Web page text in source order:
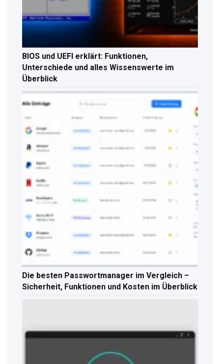
BIOS und UEFI erklärt: Funktionen,
Unterschiede und alles Wissenswerte im
Überblick
Die besten Passwortmanager im Vergleich –
Sicherheit, Funktionen und Kosten im Überblick